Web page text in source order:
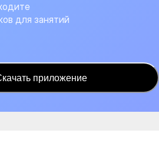
для занятий
приложение